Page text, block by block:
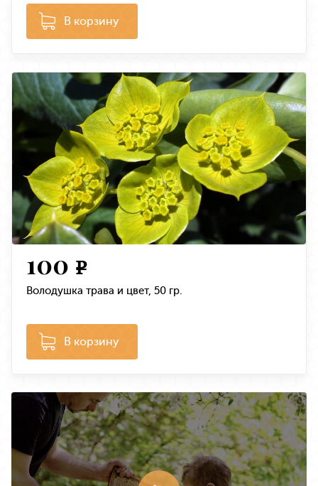
В корзину
100 e
Володушка трава и цвет, 50 гр.
В корзину